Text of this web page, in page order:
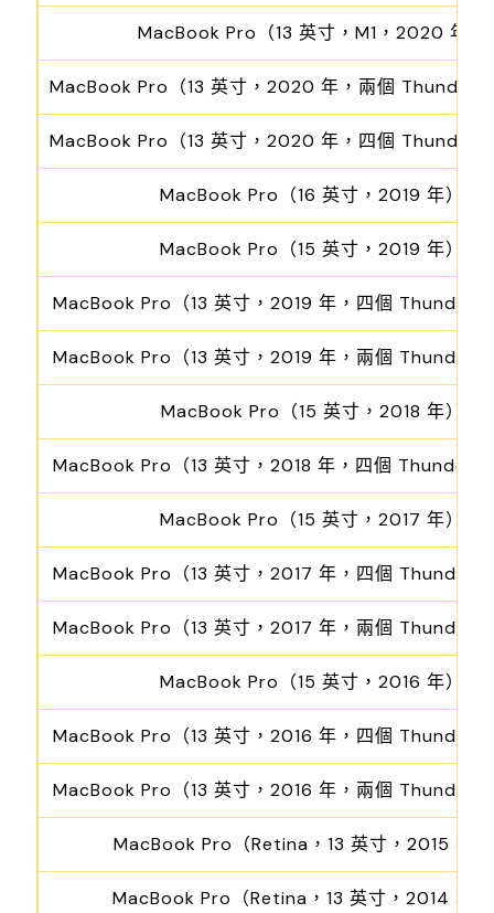
MacBook Pro（13 英寸，M1，2020 年）
MacBook Pro（13 英寸，2020 年，兩個
MacBook Pro（13 英寸，2020 年，四個
MacBook Pro（16 英寸，2019 年）
MacBook Pro（15 英寸，2019 年）
MacBook Pro（13 英寸，2019 年，四個
MacBook Pro（13 英寸，2019 年，兩個
MacBook Pro（15 英寸，2018 年）
MacBook Pro（13 英寸，2018 年，四個
MacBook Pro（15 英寸，2017 年）
MacBook Pro（13 英寸，2017 年，四個
MacBook Pro（13 英寸，2017 年，兩個
MacBook Pro（15 英寸，2016 年）
MacBook Pro（13 英寸，2016 年，四個
MacBook Pro（13 英寸，2016 年，兩個
MacBook Pro（Retina，13 英寸，2015 年
MacBook Pro（Retina，13 英寸，2014 年